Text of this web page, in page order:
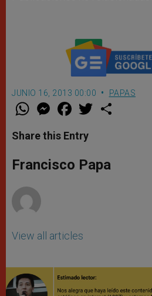
JUNIO 16, 2013 00:00 PAPAS
W
t
s
p
p
M
e
s
e
g
e
F
a
e
b
k
w
r
Share this Entry
Francisco Papa
View all articles